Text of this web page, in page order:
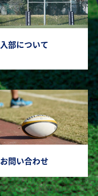
入部について
お問い合わせ